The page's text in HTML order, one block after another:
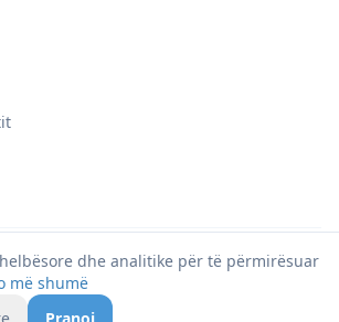
dhe analitike për të përmirësuar
më shumë